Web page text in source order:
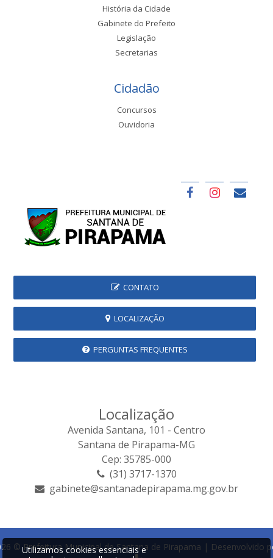
História da Cidade
Gabinete do Prefeito
Legislação
Secretarias
Cidadão
Concursos
Ouvidoria
CONTATO
LOCALIZAÇÃO
PERGUNTAS FREQUENTES
Localização
Avenida Santana, 101 - Centro
Santana de Pirapama-MG
Cep: 35785-000
(31) 3717-1370
gabinete@santanadepirapama.mg.gov.br
© Prefeitura Municipal de Santana de Pirapama | Desenvolvido
Utilizamos cookies essenciais e